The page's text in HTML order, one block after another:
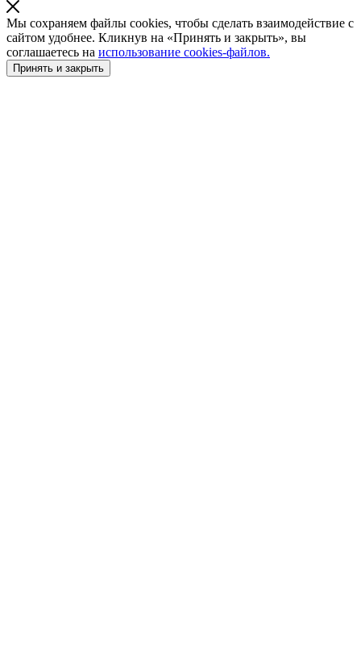
Мы сохраняем файлы cookies, чтобы сделать взаимодействие с
сайтом удобнее. Кликнув на «Принять и закрыть», вы
соглашаетесь на использование cookies-файлов.
Принять и закрыть